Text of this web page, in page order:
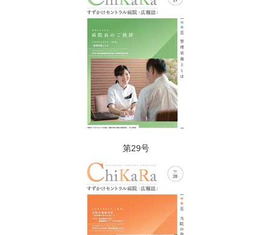
第29号​